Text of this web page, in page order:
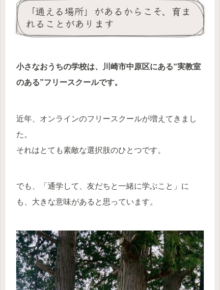
「通える場所」があるからこそ、育ま
れることがあります
小さなおうちの学校は、川崎市中原区にある“実教室
のある”フリースクールです。
近年、オンラインのフリースクールが増えてきまし
た。
それはとても素敵な選択肢のひとつです。
でも、「通学して、友だちと一緒に学ぶこと」に
も、大きな意味があると思っています。